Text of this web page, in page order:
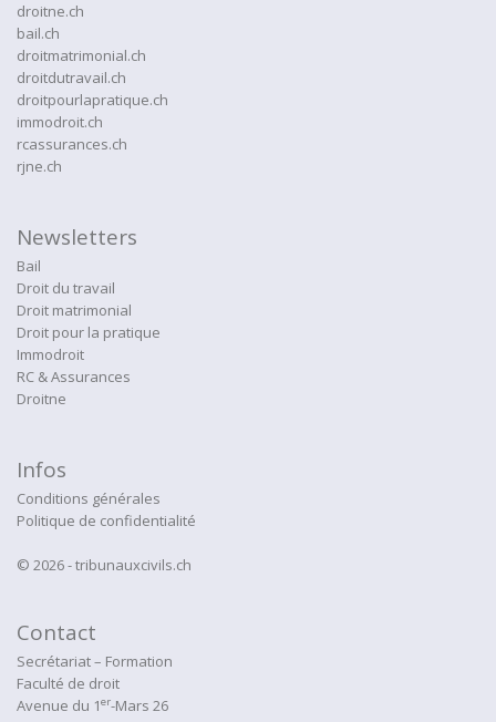
droitne.ch
bail.ch
droitmatrimonial.ch
droitdutravail.ch
droitpourlapratique.ch
immodroit.ch
rcassurances.ch
rjne.ch
Newsletters
Bail
Droit du travail
Droit matrimonial
Droit pour la pratique
Immodroit
RC & Assurances
Droitne
Infos
Conditions générales
Politique de confidentialité
© 2026 - tribunauxcivils.ch
Contact
Secrétariat – Formation
Faculté de droit
Avenue du 1er-Mars 26